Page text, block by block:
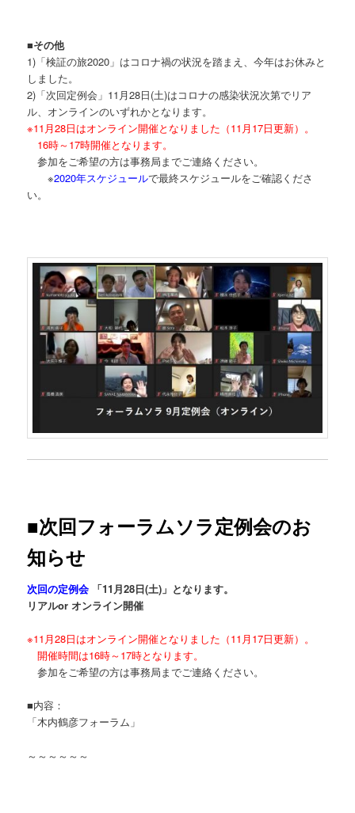
■その他
1)「検証の旅2020」はコロナ禍の状況を踏まえ、今年はお休みと
しました。
2)「次回定例会」11月28日(土)はコロナの感染状況次第でリア
ル、オンラインのいずれかとなります。
※11月28日はオンライン開催となりました（11月17日更新）。
16時～17時開催となります。
参加をご希望の方は事務局までご連絡ください。
※2020年スケジュールで最終スケジュールをご確認くださ
い。
■次回フォーラムソラ定例会のお
知らせ
次回の定例会 「11 月28日(土)」となります。
リアルor オンライン開催
※11月28日はオンライン開催となりました（11月17日更新）。
開催時間は16時～17時となります。
参加をご希望の方は事務局までご連絡ください。
■内容：
「木内鶴彦フォーラム」
～～～～～～